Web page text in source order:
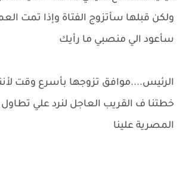
ولكن قبلها سأتزوج الفتاة وإذا تمت
سأعود الي منصبي ما رأيك
الرئيس....موافق تزوجها بأسرع وقت
خطتنا ف القريب العاجل لنرد علي تطاول
المصرية علينا